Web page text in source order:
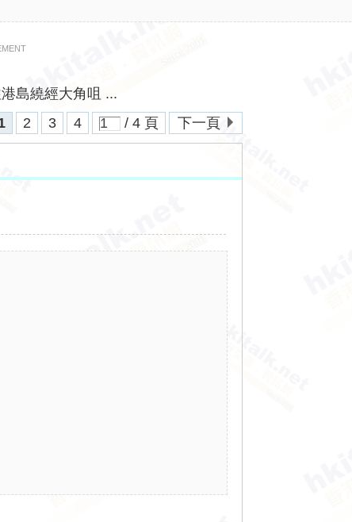
島繞經大角咀 ...
2 3 4 / 4 頁 下一頁